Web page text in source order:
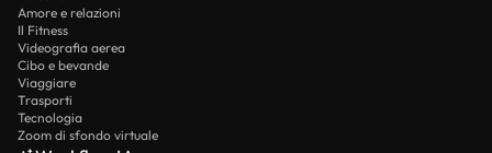
Amore e relazioni
Il Fitness
Videografia aerea
Cibo e bevande
Viaggiare
Trasporti
Tecnologia
Zoom di sfondo virtuale